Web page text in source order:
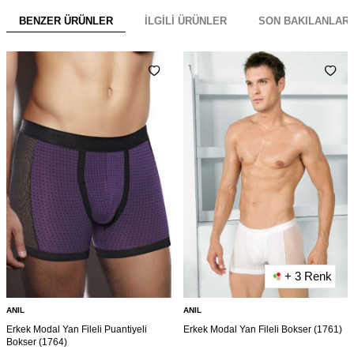
BENZER ÜRÜNLER İLGILI ÜRÜNLER SON BAKILANLAR
ANIL
Erkek Modal Yan Fileli Puantiyeli
Bokser (1764)
+ 3 Renk
ANIL
Erkek Modal Yan Fileli Bokser (1761)